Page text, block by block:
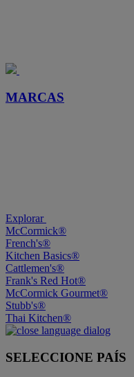
MARCAS
Explorar
McCormick®
French's®
Kitchen Basics®
Cattlemen's®
Frank's Red Hot®
McCormick Gourmet®
Stubb's®
Thai Kitchen®
SELECCIONE PAÍS